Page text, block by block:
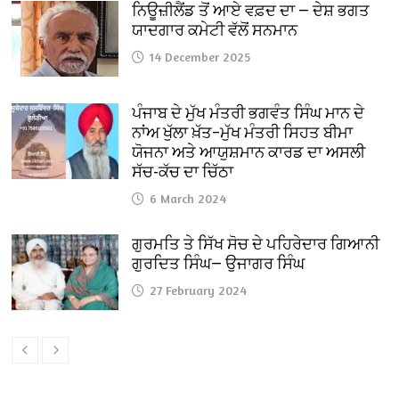
ਨਿਊਜ਼ੀਲੈਂਡ ਤੋਂ ਆਏ ਵਫ਼ਦ ਦਾ — ਦੇਸ਼ ਭਗਤ
ਯਾਦਗਾਰ ਕਮੇਟੀ ਵੱਲੋਂ ਸਨਮਾਨ
14 December 2025
ਪੰਜਾਬ ਦੇ ਮੁੱਖ ਮੰਤਰੀ ਭਗਵੰਤ ਸਿੰਘ ਮਾਨ ਦੇ
ਨਾਂਅ ਖੁੱਲਾ ਖ਼ੱਤ–ਮੁੱਖ ਮੰਤਰੀ ਸਿਹਤ ਬੀਮਾ
ਯੋਜਨਾ ਅਤੇ ਆਯੁਸ਼ਮਾਨ ਕਾਰਡ ਦਾ ਅਸਲੀ
ਸੱਚ-ਕੱਚ ਦਾ ਚਿੱਠਾ
6 March 2024
ਗੁਰਮਤਿ ਤੇ ਸਿੱਖ ਸੋਚ ਦੇ ਪਹਿਰੇਦਾਰ ਗਿਆਨੀ
ਗੁਰਦਿਤ ਸਿੰਘ— ਉਜਾਗਰ ਸਿੰਘ
27 February 2024